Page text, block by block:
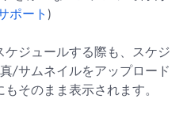
ポート )
ジュールする際も、スケジ
/サムネイルをアップロード
そのまま表示されます。